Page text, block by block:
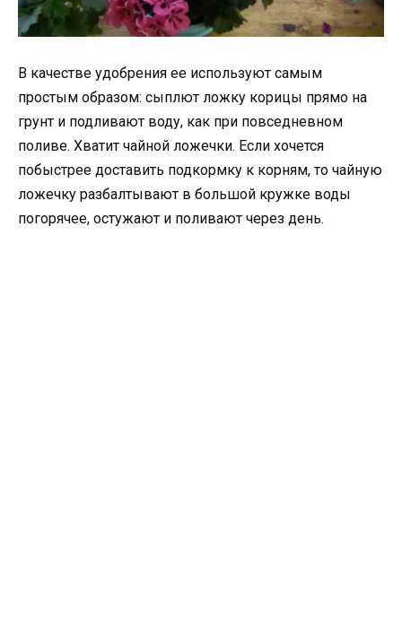
В качестве удобрения ее используют самым
простым образом: сыплют ложку корицы прямо на
грунт и подливают воду, как при повседневном
поливе. Хватит чайной ложечки. Если хочется
побыстрее доставить подкормку к корням, то чайную
ложечку разбалтывают в большой кружке воды
погорячее, остужают и поливают через день.